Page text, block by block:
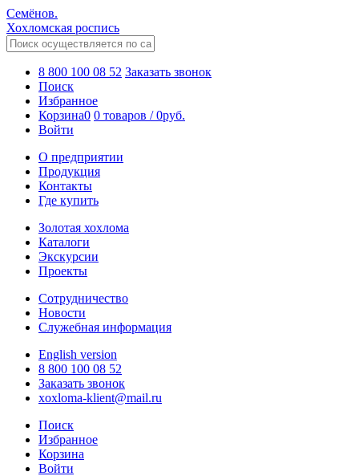
Семёнов.
Хохломская роспись
8 800 100 08 52 Заказать звонок
Поиск
Избранное
Корзина0 0 товаров /0руб.
Войти
О предприятии
Продукция
Контакты
Где купить
Золотая хохлома
Каталоги
Экскурсии
Проекты
Сотрудничество
Новости
Служебная информация
English version
8 800 100 08 52
Заказать звонок
xoxloma-klient@mail.ru
Поиск
Избранное
Корзина
Войти